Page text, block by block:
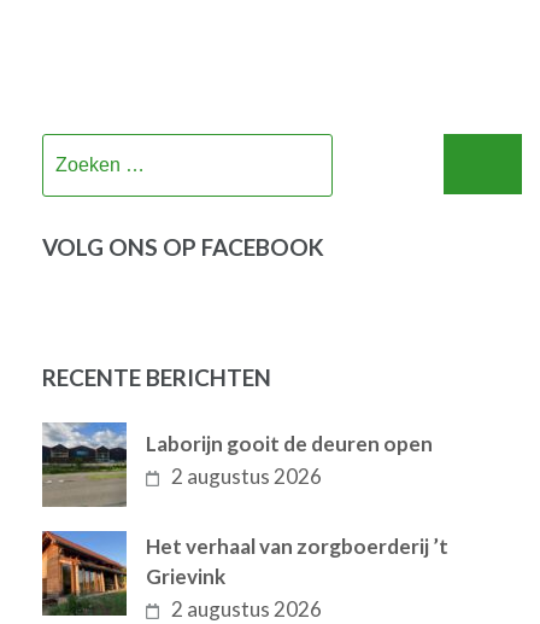
VOLG ONS OP FACEBOOK
RECENTE BERICHTEN
Laborijn gooit de deuren open
2 augustus 2026
Het verhaal van zorgboerderij ’t
Grievink
2 augustus 2026